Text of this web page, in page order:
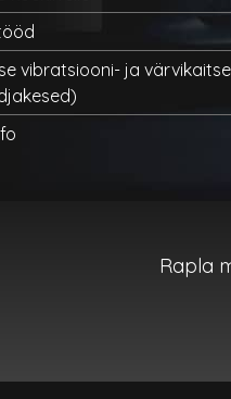
vibratsiooni- ja värvikaitse
Rapla